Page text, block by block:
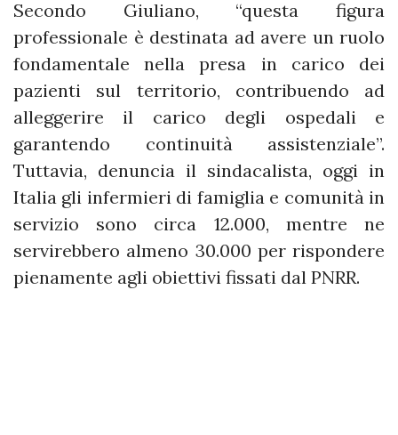
Secondo Giuliano, “questa figura
professionale è destinata ad avere un ruolo
fondamentale nella presa in carico dei
pazienti sul territorio, contribuendo ad
alleggerire il carico degli ospedali e
garantendo continuità assistenziale”.
Tuttavia, denuncia il sindacalista, oggi in
Italia gli infermieri di famiglia e comunità in
servizio sono circa 12.000, mentre ne
servirebbero almeno 30.000 per rispondere
pienamente agli obiettivi fissati dal PNRR.